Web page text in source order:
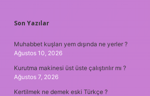
SIDEBAR
Son Yazılar
Muhabbet kuşları yem dışında ne yerler ?
Ağustos 10, 2026
Kurutma makinesi üst üste çalıştırılır mı ?
Ağustos 7, 2026
Kertilmek ne demek eski Türkçe ?